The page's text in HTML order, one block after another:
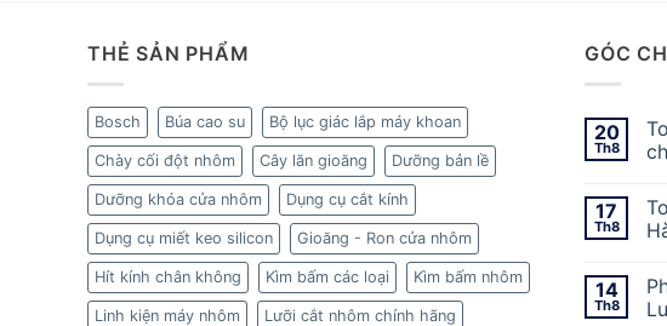
THẺ SẢN PHẨM
Bosch Búa cao su Bộ lục giác lắp máy khoan
Chày cối đột nhôm Cây lăn gioăng Dưỡng bản lề
Dưỡng khóa cửa nhôm Dụng cụ cắt kính
Dụng cụ miết keo silicon Gioăng - Ron cửa nhôm
Hít kính chân không Kìm bấm các loại Kìm bấm nhôm
Linh kiện máy nhôm Lưỡi cắt nhôm chính hãng
GÓC
20
Th8
17
Th8
14
Th8